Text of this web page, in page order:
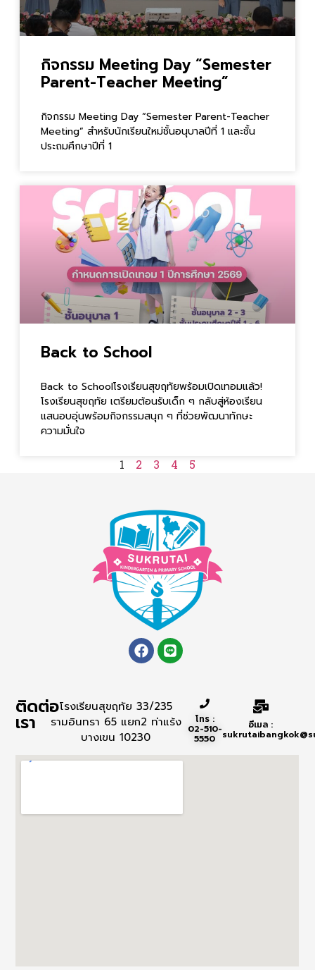
กิจกรรม Meeting Day “Semester
Parent-Teacher Meeting”
กิจกรรม Meeting Day “Semester Parent-Teacher
Meeting” สำหรับนักเรียนใหม่ชั้นอนุบาลปีที่ 1 และชั้น
ประถมศึกษาปีที่ 1
Back to School
Back to Schoolโรงเรียนสุขฤทัยพร้อมเปิดเทอมแล้ว!
โรงเรียนสุขฤทัย เตรียมต้อนรับเด็ก ๆ กลับสู่ห้องเรียน
แสนอบอุ่นพร้อมกิจกรรมสนุก ๆ ที่ช่วยพัฒนาทักษะ
ความมั่นใจ
1 2 3 4 5
ติดต่อ
เรา
โรงเรียนสุขฤทัย 33/235
รามอินทรา 65 แยก2 ท่าแร้ง
บางเขน 10230
โทร :
02-510-
5550
อีเมล :